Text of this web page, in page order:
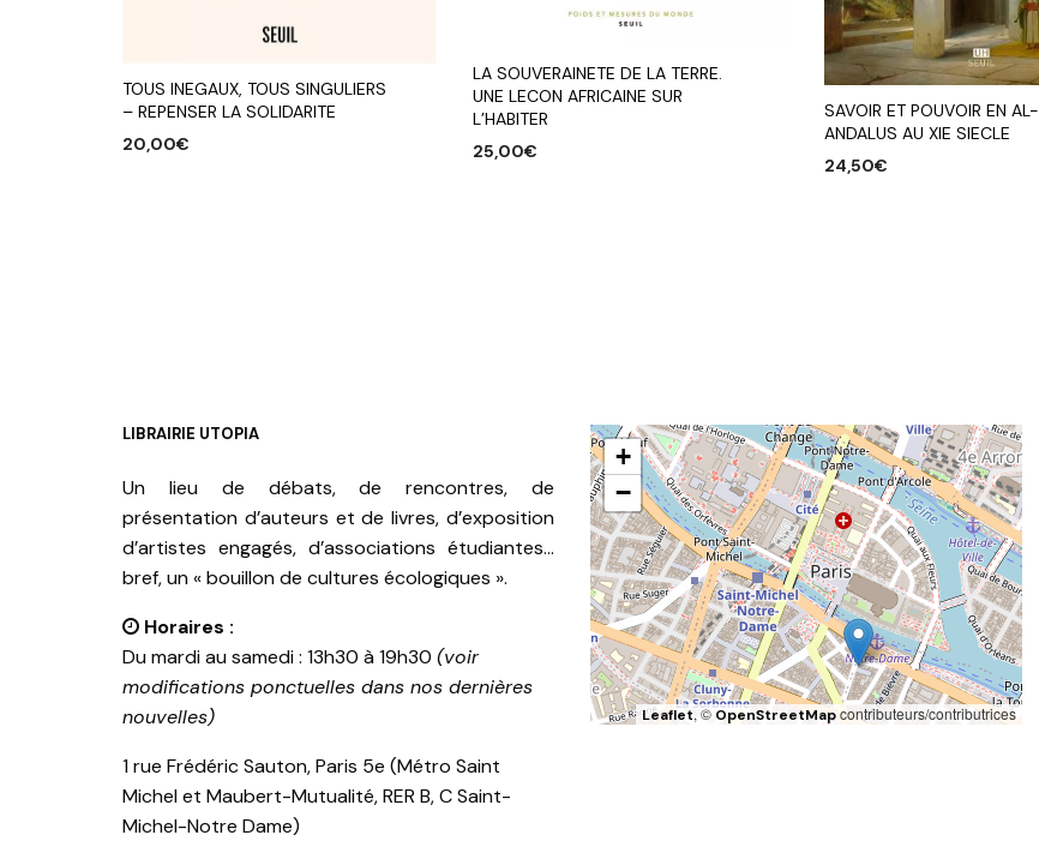
TOUS INEGAUX, TOUS SINGULIERS
– REPENSER LA SOLIDARITE
20,00€
LA SOUVERAINETE DE LA TERRE.
UNE LECON AFRICAINE SUR
L’HABITER
25,00€
SAVOIR ET POUVOIR EN AL-
ANDALUS AU XIE SIECLE
24,50€
LIBRAIRIE UTOPIA
Un lieu de débats, de rencontres, de
présentation d’auteurs et de livres, d’exposition
d’artistes engagés, d’associations étudiantes…
bref, un « bouillon de cultures écologiques ».
Horaires :
Du mardi au samedi : 13h30 à 19h30 (voir
modifications ponctuelles dans nos dernières
nouvelles)
1 rue Frédéric Sauton, Paris 5e (Métro Saint
Michel et Maubert-Mutualité, RER B, C Saint-
Michel-Notre Dame)
+
−
Leaflet, ©OpenStreetMapcontributeurs/contributrices